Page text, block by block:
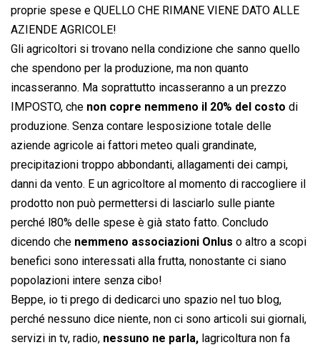
proprie spese e QUELLO CHE RIMANE VIENE DATO ALLE
AZIENDE AGRICOLE!
Gli agricoltori si trovano nella condizione che sanno quello
che spendono per la produzione, ma non quanto
incasseranno. Ma soprattutto incasseranno a un prezzo
IMPOSTO, che non copre nemmeno il 20% del costo di
produzione. Senza contare lesposizione totale delle
aziende agricole ai fattori meteo quali grandinate,
precipitazioni troppo abbondanti, allagamenti dei campi,
danni da vento. E un agricoltore al momento di raccogliere il
prodotto non può permettersi di lasciarlo sulle piante
perché l80% delle spese è già stato fatto. Concludo
dicendo che nemmeno associazioni Onlus o altro a scopi
benefici sono interessati alla frutta, nonostante ci siano
popolazioni intere senza cibo!
Beppe, io ti prego di dedicarci uno spazio nel tuo blog,
perché nessuno dice niente, non ci sono articoli sui giornali,
servizi in tv, radio, nessuno ne parla, lagricoltura non fa